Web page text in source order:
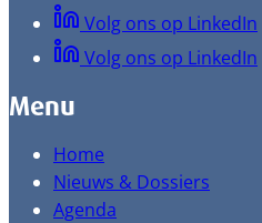
Volg ons op LinkedIn
Volg ons op LinkedIn
Menu
Home
Nieuws & Dossiers
Agenda